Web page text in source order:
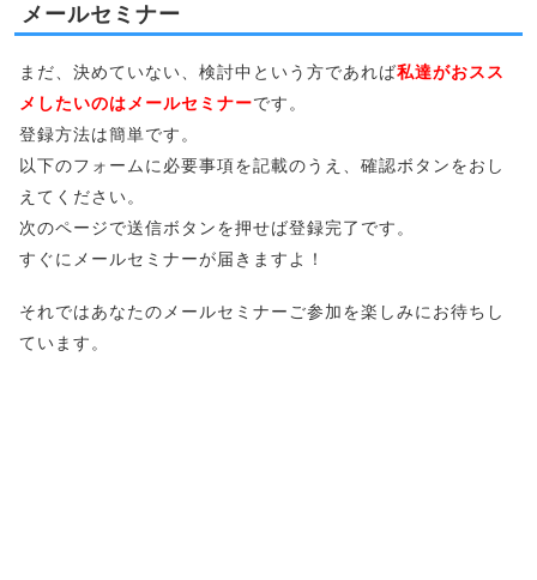
メールセミナー
まだ、決めていない、検討中という方であれば私達がおスス
メしたいのはメールセミナーです。
登録方法は簡単です。
以下のフォームに必要事項を記載のうえ、確認ボタンをおし
えてください。
次のページで送信ボタンを押せば登録完了です。
すぐにメールセミナーが届きますよ！
それではあなたのメールセミナーご参加を楽しみにお待ちし
ています。